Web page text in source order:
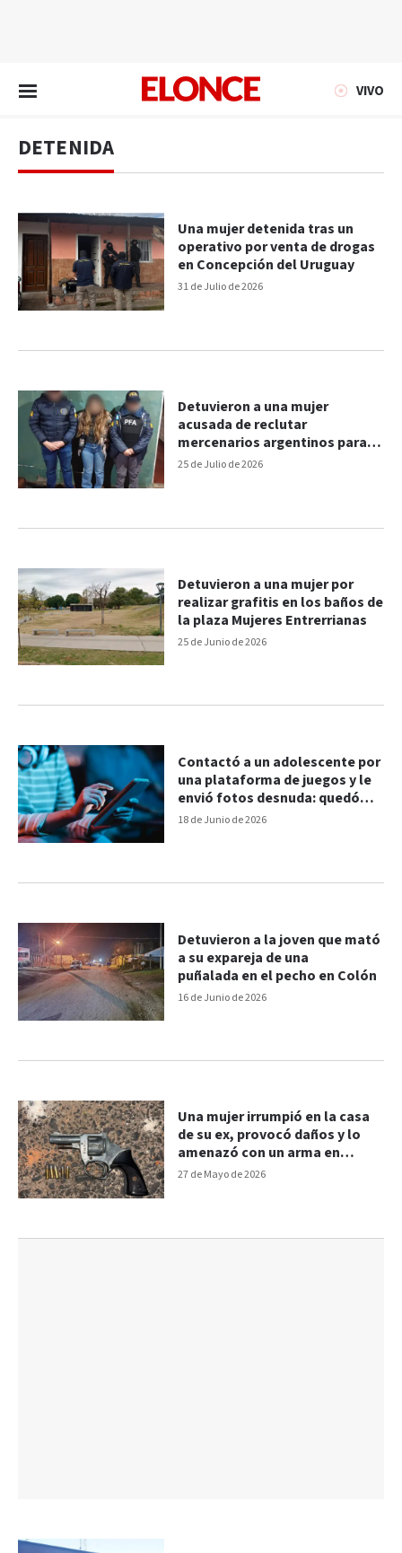
VIVO
DETENIDA
31 de Julio de 2026
Una mujer detenida tras un
operativo por venta de drogas
en Concepción del Uruguay
25 de Julio de 2026
Detuvieron a una mujer
acusada de reclutar
mercenarios argentinos para
combatir en Ucrania
25 de Junio de 2026
Detuvieron a una mujer por
realizar grafitis en los baños de
la plaza Mujeres Entrerrianas
18 de Junio de 2026
Contactó a un adolescente por
una plataforma de juegos y le
envió fotos desnuda: quedó
detenida
16 de Junio de 2026
Detuvieron a la joven que mató
a su expareja de una
puñalada en el pecho en Colón
27 de Mayo de 2026
Una mujer irrumpió en la casa
de su ex, provocó daños y lo
amenazó con un arma en
Paraná